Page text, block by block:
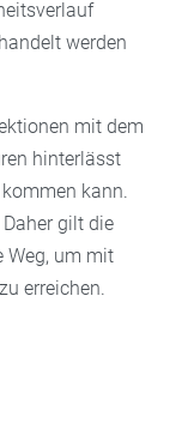
werden
mit dem
hinterlässt
kommen kann.
gilt die
Weg, um mit
erreichen.